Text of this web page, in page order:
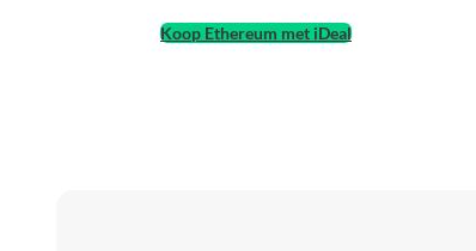
Koop Ethereum met iDeal